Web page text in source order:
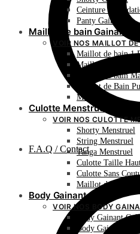
F.A.Q / Contact
Ceinture de
Panty Gainant
Maillot de bain Gainant
VOIR NOS MAILLOT
Maillot de bain 1
Maillot de bain 2
Maillot de bain
Maillot de Bain
Monokini
Culotte Menstruelle
VOIR NOS CULOTTE
Shorty Menstruel
String Menstruel
Tanga Menstruel
Culotte Taille
Culotte Sans
Maillot de Bain
Body Gainant
VOIR NOS BODY
Body Gainant
Body Gainant